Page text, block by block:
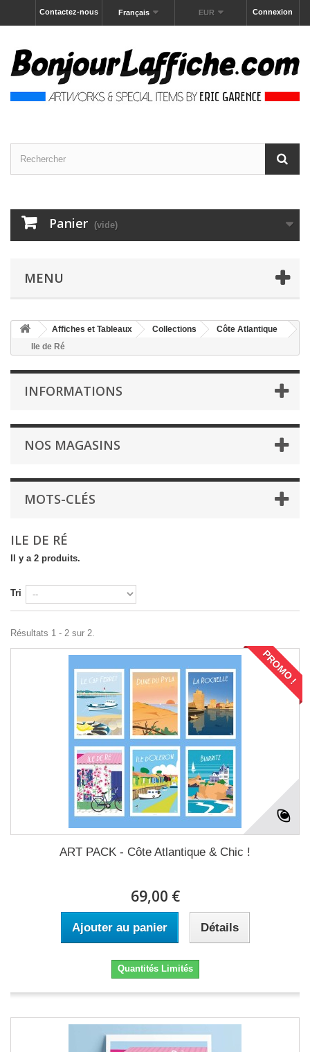
Connexion
EUR
Français
Contactez-nous
Panier (vide)
MENU
Affiches et Tableaux Collections
Côte Atlantique
Ile de Ré
INFORMATIONS
NOS MAGASINS
MOTS-CLÉS
ILE DE RÉ
Il y a 2 produits.
Tri
Résultats 1 - 2 sur 2.
PROMO !
ART PACK - Côte Atlantique & Chic !
69,00 €
Ajouter au panier Détails
Quantités Limités